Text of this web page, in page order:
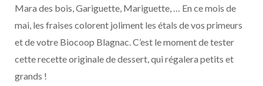
Mara des bois, Gariguette, Mariguette, … En ce mois de
mai, les fraises colorent joliment les étals de vos primeurs
et de votre Biocoop Blagnac. C’est le moment de tester
cette recette originale de dessert, qui régalera petits et
grands !